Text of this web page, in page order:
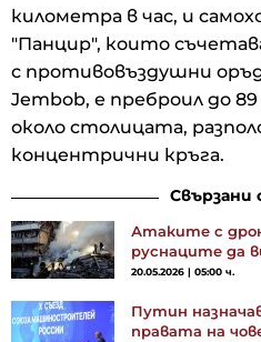
километра в час, и
"Панцир", които
с противовъздушни
Jembob, е преброил до
около столицата,
концентрични кръга.
Атаките с
руснаците да
20.05.2026 | 05:00 ч.
Путин
правата на